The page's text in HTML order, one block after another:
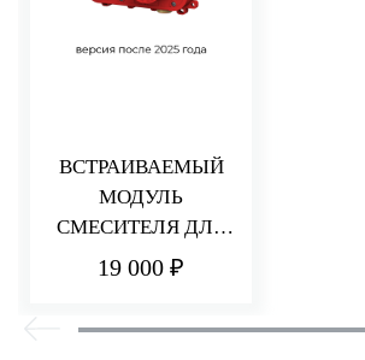
ВСТРАИВАЕМЫЙ
МОДУЛЬ
СМЕСИТЕЛЯ ДЛЯ
РАКОВИНЫ/ДУША
19 000 ₽